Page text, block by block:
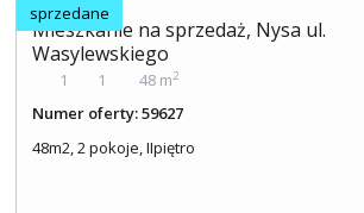
sprzedane
Mieszkanie na sprzedaż, Nysa ul.
Wasylewskiego
1 1 48 m2
Numer oferty: 59627
48m2, 2 pokoje, IIpiętro